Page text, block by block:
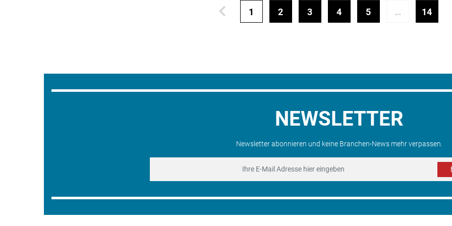
1 2 3 4 5 … 14
NEWSLETTER
Newsletter abonnieren und keine Branchen-News mehr verpassen.